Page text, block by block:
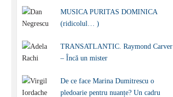
MUSICA PURITAS DOMINICA
(ridicolul… )
TRANSATLANTIC. Raymond Carver
– Încă un mister
De ce face Marina Dumitrescu o
pledoarie pentru nuanțe? Un cadru